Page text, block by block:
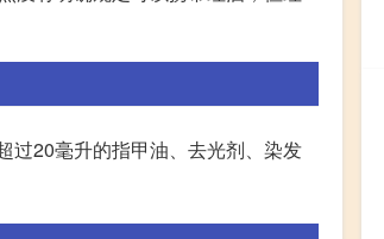
过20毫升的指甲油、去光剂、染发